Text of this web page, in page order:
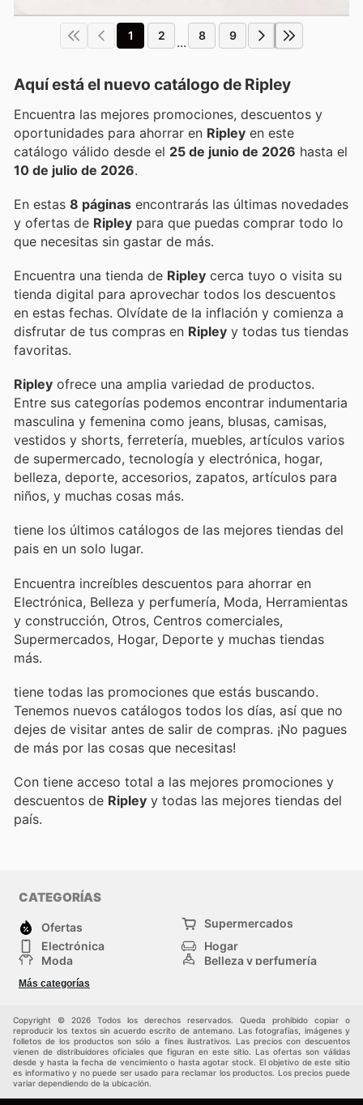
1 2 ... 8 9
Aquí está el nuevo catálogo de Ripley
Encuentra las mejores promociones, descuentos y
oportunidades para ahorrar en Ripley en este
catálogo válido desde el 25 de junio de 2026 hasta el
10 de julio de 2026.
En estas 8 páginas encontrarás las últimas novedades
y ofertas de Ripley para que puedas comprar todo lo
que necesitas sin gastar de más.
Encuentra una tienda de Ripley cerca tuyo o visita su
tienda digital para aprovechar todos los descuentos
en estas fechas. Olvídate de la inflación y comienza a
disfrutar de tus compras en Ripley y todas tus tiendas
favoritas.
Ripley ofrece una amplia variedad de productos.
Entre sus categorías podemos encontrar indumentaria
masculina y femenina como jeans, blusas, camisas,
vestidos y shorts, ferretería, muebles, artículos varios
de supermercado, tecnología y electrónica, hogar,
belleza, deporte, accesorios, zapatos, artículos para
niños, y muchas cosas más.
tiene los últimos catálogos de las mejores tiendas del
pais en un solo lugar.
Encuentra increíbles descuentos para ahorrar en
Electrónica, Belleza y perfumería, Moda, Herramientas
y construcción, Otros, Centros comerciales,
Supermercados, Hogar, Deporte y muchas tiendas
más.
tiene todas las promociones que estás buscando.
Tenemos nuevos catálogos todos los días, así que no
dejes de visitar antes de salir de compras. ¡No pagues
de más por las cosas que necesitas!
Con tiene acceso total a las mejores promociones y
descuentos de Ripley y todas las mejores tiendas del
país.
CATEGORÍAS
Ofertas
Supermercados
Electrónica
Hogar
Moda
Belleza y perfumería
Deporte
Más categorías
Copyright © 2026 Todos los derechos reservados. Queda prohibido copiar o
reproducir los textos sin acuerdo escrito de antemano. Las fotografías, imágenes y
folletos de los productos son sólo a fines ilustrativos. Las precios con descuentos
vienen de distribuidores oficiales que figuran en este sitio. Las ofertas son válidas
desde y hasta la fecha de vencimiento o hasta agotar stock. El objetivo de este sitio
es informativo y no puede ser usado para reclamar los productos. Los precios puede
variar dependiendo de la ubicación.